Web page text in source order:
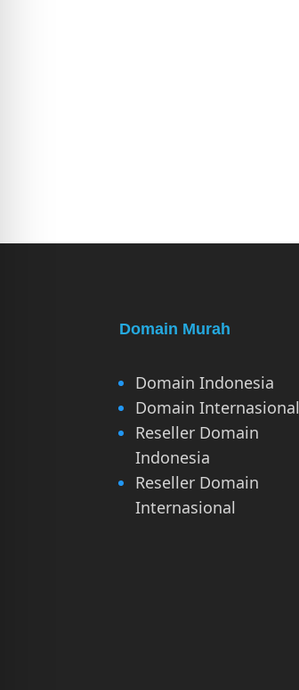
Domain Murah
Domain Indonesia
Domain Internasional
Reseller Domain
Indonesia
Reseller Domain
Internasional